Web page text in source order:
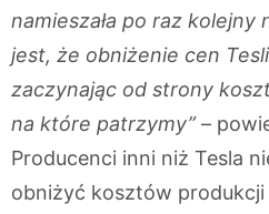
namieszała po raz kolejny
jest, że obniżenie cen
zaczynając od strony
na które patrzymy”–
Producenci inni niż Tesla
obniżyć kosztów